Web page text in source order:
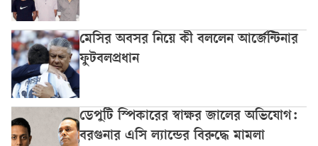
মেসির অবসর নিয়ে কী বললেন আর্জেন্টিনার
ফুটবলপ্রধান
ডেপুটি স্পিকারের স্বাক্ষর জালের অভিযোগ:
বরগুনার এসি ল্যান্ডের বিরুদ্ধে মামলা